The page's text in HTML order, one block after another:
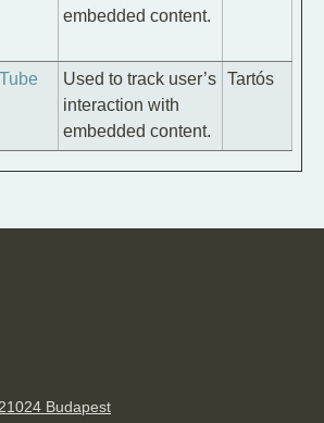
embedded content.
Used to track user’s
interaction with
embedded content.
Tartós
1024 Budapest